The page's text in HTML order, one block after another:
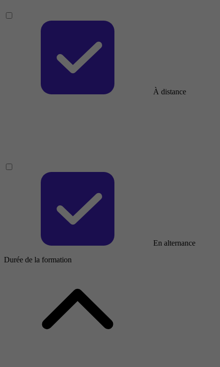
À distance
En alternance
Durée de la formation